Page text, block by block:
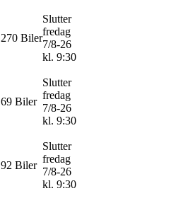
270 Biler
Slutter
fredag
7/8-26
kl. 9:30
69 Biler
Slutter
fredag
7/8-26
kl. 9:30
92 Biler
Slutter
fredag
7/8-26
kl. 9:30